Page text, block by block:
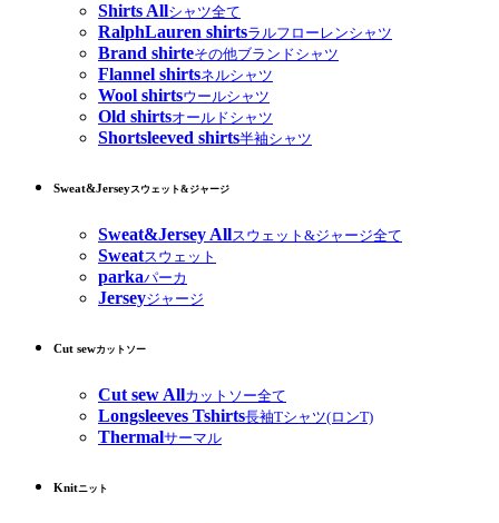
Shirts Allシャツ全て
RalphLauren shirtsラルフローレンシャツ
Brand shirteその他ブランドシャツ
Flannel shirtsネルシャツ
Wool shirtsウールシャツ
Old shirtsオールドシャツ
Shortsleeved shirts半袖シャツ
Sweat&Jerseyスウェット&ジャージ
Sweat&Jersey Allスウェット&ジャージ全て
Sweatスウェット
parkaパーカ
Jerseyジャージ
Cut sewカットソー
Cut sew Allカットソー全て
Longsleeves Tshirts長袖Tシャツ(ロンT)
Thermalサーマル
Knitニット